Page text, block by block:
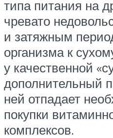
типа питания на
чревато
и затяжным
организма к
у качественной
дополнительный
ней отпадает
покупки
комплексов.